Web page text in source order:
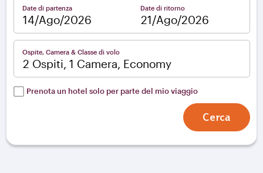
Date di partenza Date di ritorno
Ospite, Camera & Classe di volo
2 Ospiti, 1 Camera, Economy
Prenota un hotel solo per parte del mio viaggio
Cerca